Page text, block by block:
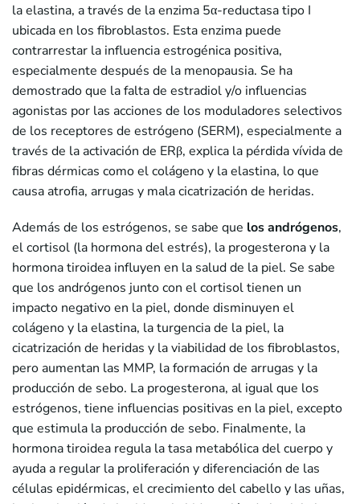
la elastina, a través de la enzima 5α-reductasa tipo I
ubicada en los fibroblastos. Esta enzima puede
contrarrestar la influencia estrogénica positiva,
especialmente después de la menopausia. Se ha
demostrado que la falta de estradiol y/o influencias
agonistas por las acciones de los moduladores selectivos
de los receptores de estrógeno (SERM), especialmente a
través de la activación de ERβ, explica la pérdida vívida de
fibras dérmicas como el colágeno y la elastina, lo que
causa atrofia, arrugas y mala cicatrización de heridas.
Además de los estrógenos, se sabe que los andrógenos,
el cortisol (la hormona del estrés), la progesterona y la
hormona tiroidea influyen en la salud de la piel. Se sabe
que los andrógenos junto con el cortisol tienen un
impacto negativo en la piel, donde disminuyen el
colágeno y la elastina, la turgencia de la piel, la
cicatrización de heridas y la viabilidad de los fibroblastos,
pero aumentan las MMP, la formación de arrugas y la
producción de sebo. La progesterona, al igual que los
estrógenos, tiene influencias positivas en la piel, excepto
que estimula la producción de sebo. Finalmente, la
hormona tiroidea regula la tasa metabólica del cuerpo y
ayuda a regular la proliferación y diferenciación de las
células epidérmicas, el crecimiento del cabello y las uñas,